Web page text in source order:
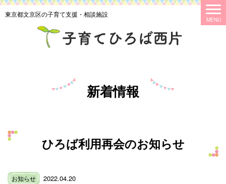
東京都文京区の子育て支援・相談施設
新着情報
ひろば利用再会のお知らせ
お知らせ 2022.04.20